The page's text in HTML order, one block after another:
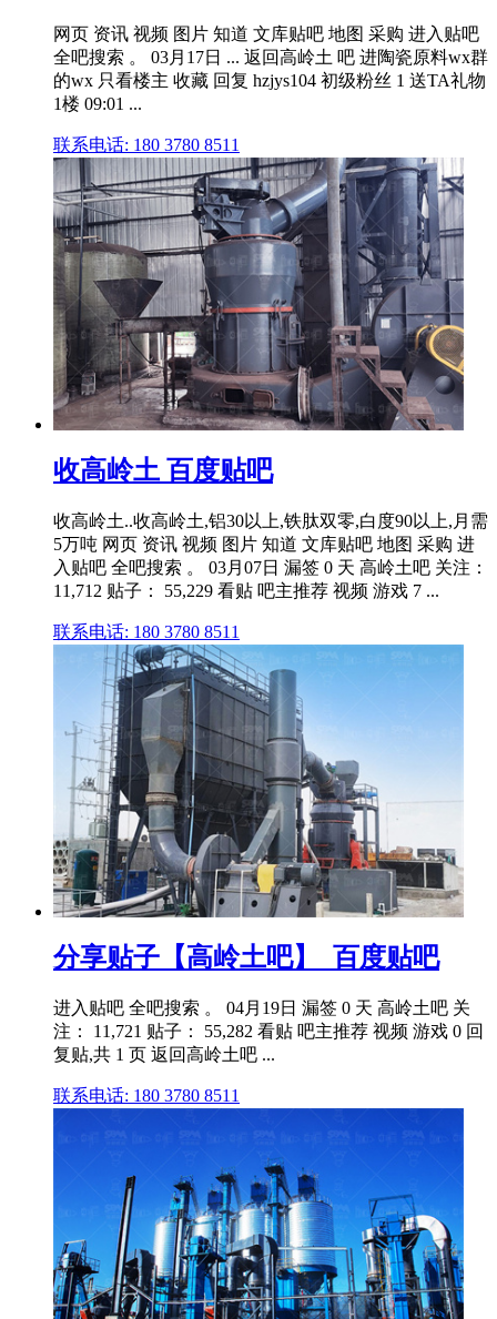
网页 资讯 视频 图片 知道 文库贴吧 地图 采购 进入贴吧
全吧搜索 。 03月17日 ... 返回高岭土 吧 进陶瓷原料wx群
的wx 只看楼主 收藏 回复 hzjys104 初级粉丝 1 送TA礼物
1楼 09:01 ...
联系电话: 180 3780 8511
收高岭土 百度贴吧
收高岭土..收高岭土,铝30以上,铁肽双零,白度90以上,月需
5万吨 网页 资讯 视频 图片 知道 文库贴吧 地图 采购 进
入贴吧 全吧搜索 。 03月07日 漏签 0 天 高岭土吧 关注：
11,712 贴子： 55,229 看贴 吧主推荐 视频 游戏 7 ...
联系电话: 180 3780 8511
分享贴子【高岭土吧】_百度贴吧
进入贴吧 全吧搜索 。 04月19日 漏签 0 天 高岭土吧 关
注： 11,721 贴子： 55,282 看贴 吧主推荐 视频 游戏 0 回
复贴,共 1 页 返回高岭土吧 ...
联系电话: 180 3780 8511